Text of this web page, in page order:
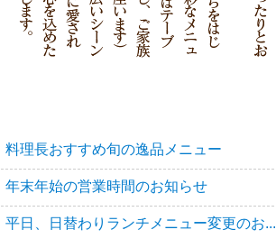
料理長おすすめ旬の逸品メニュー
年末年始の営業時間のお知らせ
平日、日替わりランチメニュー変更のお...